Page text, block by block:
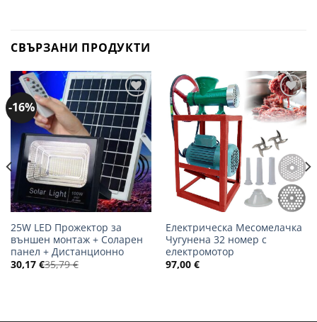
СВЪРЗАНИ ПРОДУКТИ
-16%
Добави
в
желани
25W LED Прожектор за
външен монтаж + Соларен
панел + Дистанционно
30,17 €35,79€
Добави
в
Електрическа Месомелачка
Чугунена 32 номер с
електромотор
97,00 €